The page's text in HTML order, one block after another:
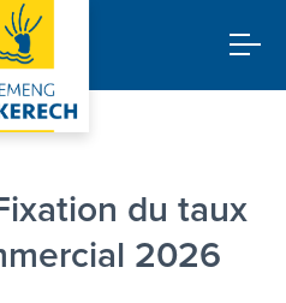
du taux
2026